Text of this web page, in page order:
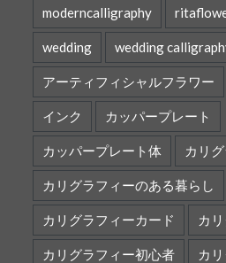
moderncalligraphy
wedding wedding
アーティフィシャルフラワー
インク カッパープレート
カッパープレート体 カリ
カリグラフィーのある暮らし
カリグラフィーカード カ
カリグラフィー初心者 カ